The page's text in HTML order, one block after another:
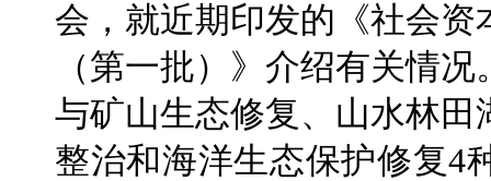
会，就近期印发的《社会
（第一批）》介绍有关情
与矿山生态修复、山水林
整治和海洋生态保护修复4